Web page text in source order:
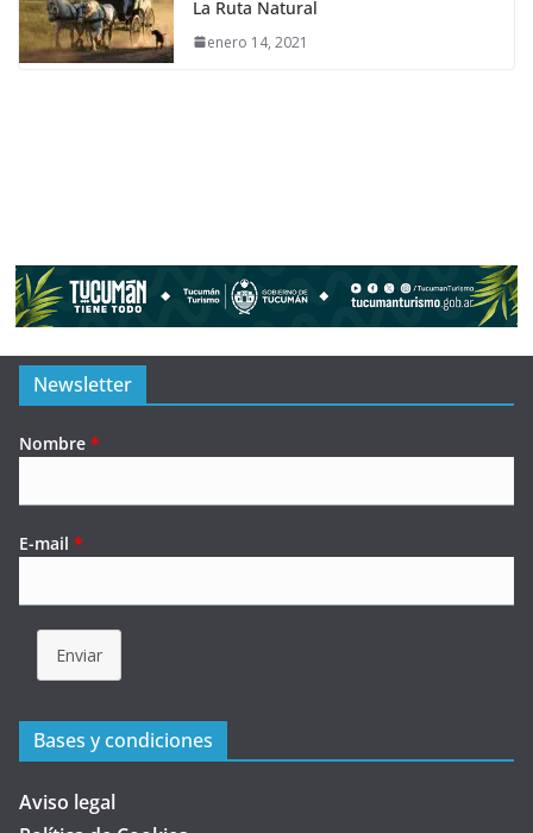
La Ruta Natural
enero 14, 2021
Newsletter
Nombre *
E-mail *
Enviar
Bases y condiciones
Aviso legal